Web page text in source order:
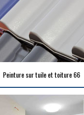
Peinture sur tuile et toiture 66